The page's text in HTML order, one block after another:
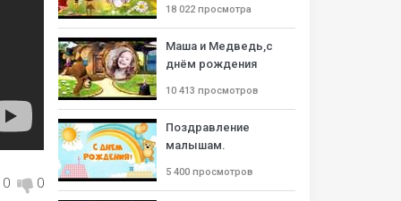
0 0
18 022 просмотра
Маша и Медведь,с
днём рождения
10 413 просмотров
Поздравление
малышам.
5 400 просмотров